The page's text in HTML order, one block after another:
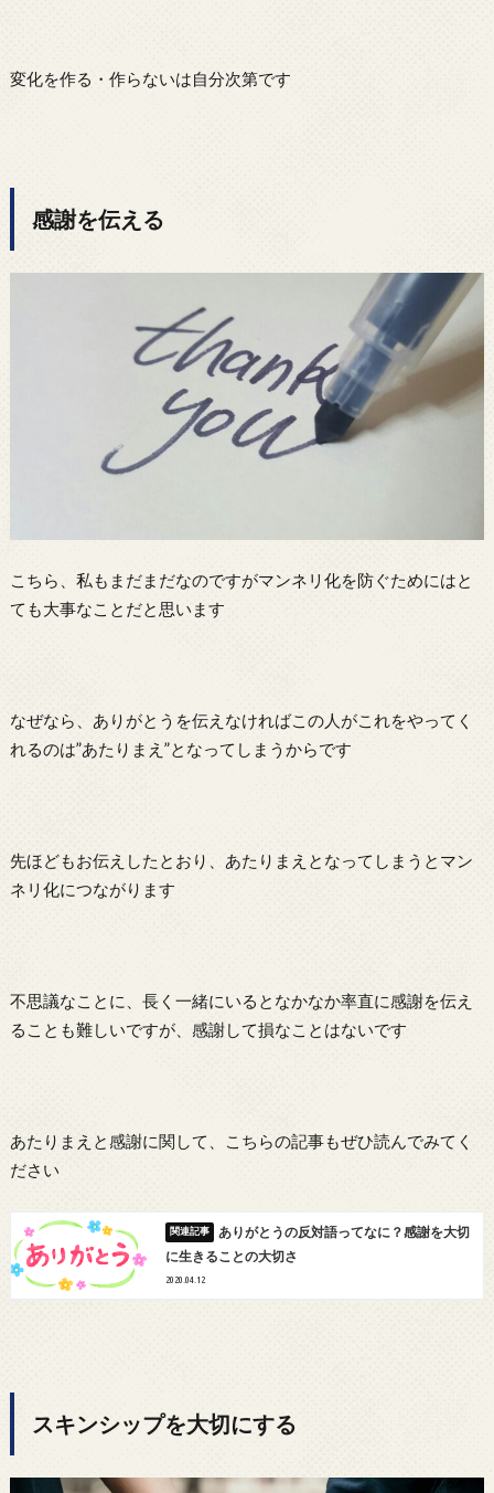
変化を作る・作らないは自分次第です
感謝を伝える
こちら、私もまだまだなのですがマンネリ化を防ぐためにはと
ても大事なことだと思います
なぜなら、ありがとうを伝えなければこの人がこれをやってく
れるのは”あたりまえ”となってしまうからです
先ほどもお伝えしたとおり、あたりまえとなってしまうとマン
ネリ化につながります
不思議なことに、長く一緒にいるとなかなか率直に感謝を伝え
ることも難しいですが、感謝して損なことはないです
あたりまえと感謝に関して、こちらの記事もぜひ読んでみてく
ださい
ありがとうの反対語ってなに？感謝を大切
に生きることの大切さ
2020.04.12
スキンシップを大切にする